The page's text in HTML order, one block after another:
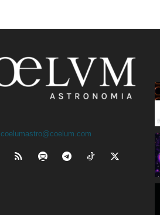
coelumastro@coelum.com